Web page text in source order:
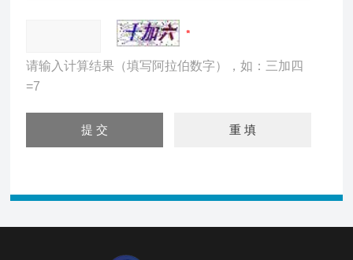
请输入计算结果（填写阿拉伯数字），如：三加四
=7